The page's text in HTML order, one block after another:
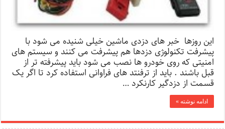
این روزها خبر های دزدی ماشین خیلی شنیده می شود با
پیشرفت تکنولوژی دزدها هم پیشرفت می کنند و سیستم های
امنیتی که روی خودرو ها نصب می شود باید پیشرفته تر از
قبل باشند . باید از ترفنتد های فراوانی استفاده کرد تا اگر یک
قسمت از دزدگیر کارنکرد …
ادامه نوشته »